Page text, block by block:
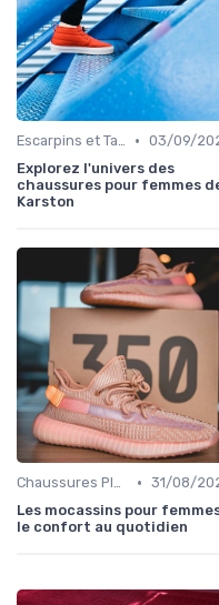
Escarpins et Talons • 03/09/
Explorez l'univers des
chaussures pour femmes
Karston
Chaussures Plates et Ballerines • 31/08/
Les mocassins pour
le confort au quotidien